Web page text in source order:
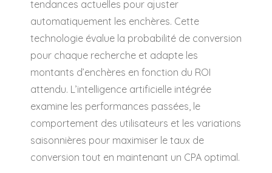
tendances actuelles pour ajuster
automatiquement les enchères. Cette
technologie évalue la probabilité de conversion
pour chaque recherche et adapte les
montants d’enchères en fonction du ROI
attendu. L’intelligence artificielle intégrée
examine les performances passées, le
comportement des utilisateurs et les variations
saisonnières pour maximiser le taux de
conversion tout en maintenant un CPA optimal.